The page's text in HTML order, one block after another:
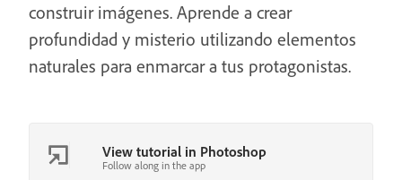
construir imágenes. Aprende a crear
profundidad y misterio utilizando elementos
naturales para enmarcar a tus protagonistas.
View tutorial in Photoshop
Follow along in the app